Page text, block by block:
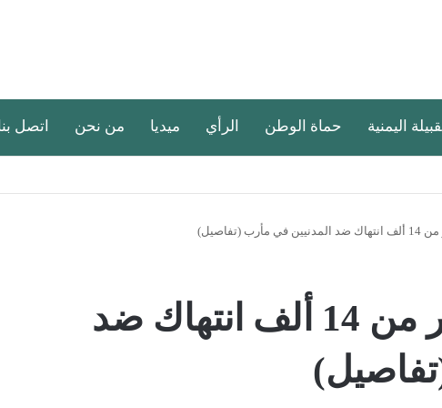
اليمنية حماة الوطن الرأي ميديا من نحن اتصل
(تفاصيل)
الحوثيون أرتكبوا أكثر من 14 ألف انتهاك ضد